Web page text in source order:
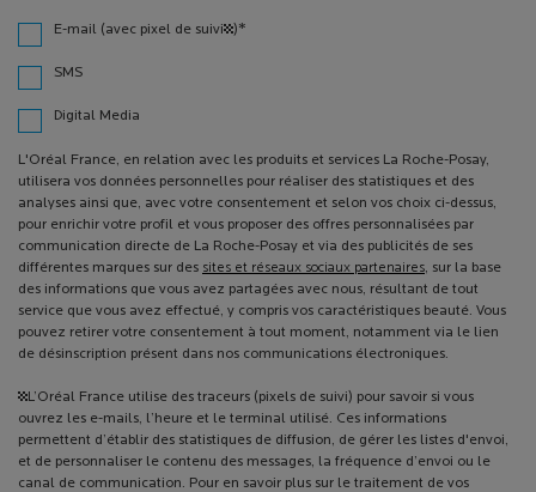
E-mail (avec pixel de suivi¹)*
SMS
Digital Media
L'Oréal France, en relation avec les produits et services La Roche-Posay,
utilisera vos données personnelles pour réaliser des statistiques et des
analyses ainsi que, avec votre consentement et selon vos choix ci-dessus,
pour enrichir votre profil et vous proposer des offres personnalisées par
communication directe de La Roche-Posay et via des publicités de ses
différentes marques sur des sites et réseaux sociaux partenaires, sur la base
des informations que vous avez partagées avec nous, résultant de tout
service que vous avez effectué, y compris vos caractéristiques beauté. Vous
pouvez retirer votre consentement à tout moment, notamment via le lien
de désinscription présent dans nos communications électroniques.
¹L’Oréal France utilise des traceurs (pixels de suivi) pour savoir si vous
ouvrez les e-mails, l’heure et le terminal utilisé. Ces informations
permettent d’établir des statistiques de diffusion, de gérer les listes d'envoi,
et de personnaliser le contenu des messages, la fréquence d’envoi ou le
canal de communication. Pour en savoir plus sur le traitement de vos